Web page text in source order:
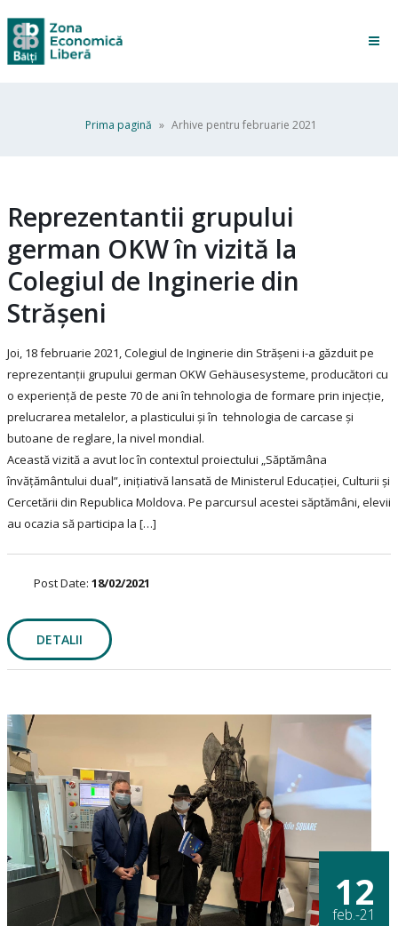
Prima pagină » Arhive pentru februarie 2021
Reprezentantii grupului
german OKW în vizită la
Colegiul de Inginerie din
Strășeni
Joi, 18 februarie 2021, Colegiul de Inginerie din Strășeni i-a găzduit pe
reprezentanții grupului german OKW Gehäusesysteme, producători cu
o experiență de peste 70 de ani în tehnologia de formare prin injecție,
prelucrarea metalelor, a plasticului și în tehnologia de carcase și
butoane de reglare, la nivel mondial.
Această vizită a avut loc în contextul proiectului „Săptămâna
învățământului dual”, inițiativă lansată de Ministerul Educației, Culturii și
Cercetării din Republica Moldova. Pe parcursul acestei săptămâni, elevii
au ocazia să participa la […]
Post Date: 18/02/2021
DETALII
12
feb.-21